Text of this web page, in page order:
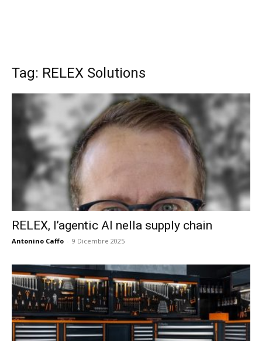
Tag: RELEX Solutions
RELEX, l’agentic AI nella supply chain
Antonino Caffo - 9 Dicembre 2025